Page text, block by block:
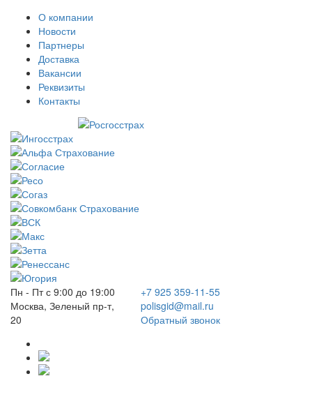
О компании
Новости
Партнеры
Доставка
Вакансии
Реквизиты
Контакты
Пн - Пт с 9:00 до 19:00
Москва, Зеленый пр-т,
20
+7 925 359-11-55
polisgid@mail.ru
Обратный звонок